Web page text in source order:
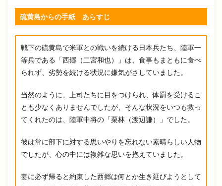
硫黄島からの手紙 あらすじ
戦下の硫黄島で米軍との戦いを続ける日本兵たち、陸軍一
等兵である「西郷（二宮和也）」は、食事もまともに食べ
られず、劣勢を続ける状況に嫌気がさしていました。
当然のように、上司たちに目をつけられ、体罰を受けるこ
とも少なくありませんでしたが、そんな状況をいつも救っ
てくれたのは、陸軍中将の「栗林（渡辺謙）」でした。
彼は常に部下に対する思いやりを忘れない素晴らしい人物
でしたが、心の中には複雑な思いを抱えていました。
妻に必ず帰ると約束した西郷は何とか生き延びようとして